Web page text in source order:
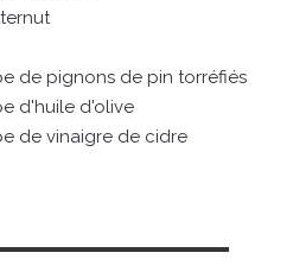
de pignons de pin torréfiés
d'huile d'olive
de vinaigre de cidre